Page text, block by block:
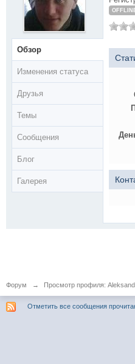
Обзор
Изменения статуса
Друзья
Темы
Сообщения
Блог
Галерея
Форум → Просмотр профиля:
Отметить все сообщения